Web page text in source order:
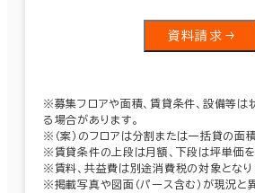
資料請求
※募集フロアや面積、賃貸条件、設備等は
る場合があります。
※（案）のフロアは分割または一括貸の面積
※賃貸条件の上段は月額、下段は坪単価を
※賃料、共益費は別途消費税の対象となり
※掲載写真や図面（パース含む）が現況と